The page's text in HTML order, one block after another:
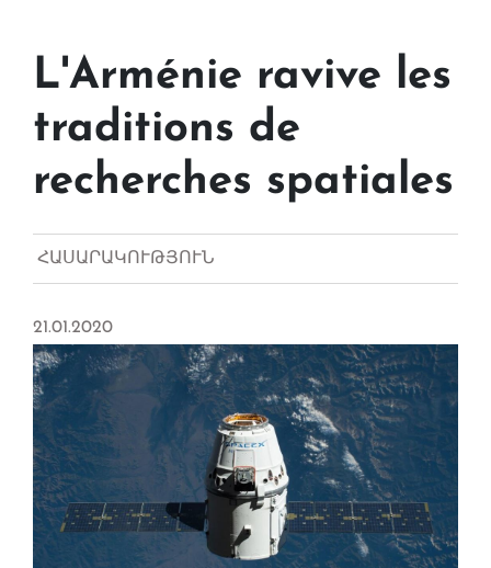
L'Arménie ravive les
traditions de
recherches spatiales
ՀԱՍԱՐԱԿՈՒԹՅՈՒՆ
21.01.2020